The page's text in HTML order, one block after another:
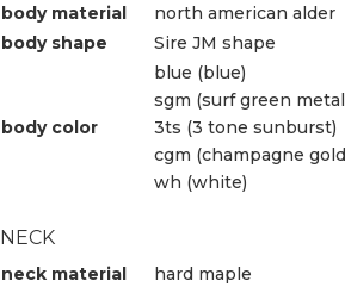
body material
north american alder
body shape
Sire JM shape
body color
blue (blue)
sgm (surf green
3ts (3 tone sunburst)
cgm (champagne
wh (white)
NECK
neck material hard maple